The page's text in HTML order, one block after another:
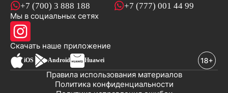
+7 (700) 3 888 188 +7 (777) 001 44 99
Мы в социальных сетях
Скачать наше приложениеновостей
iOS Android Huawei
Политика конфиденциальности
Правила использования материалов